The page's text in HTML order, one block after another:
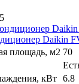
Daikin
площадь, м2 70
кВт 6.8